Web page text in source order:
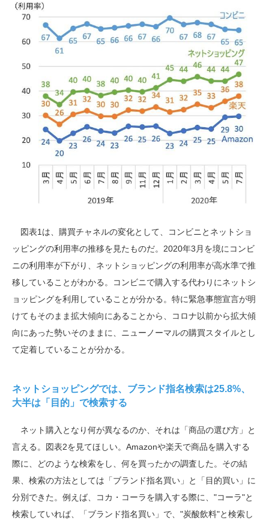
図表1 は、購買チャネルの変化として、コンビニとネットショ
ッピングの利用率の推移を見たものだ。 2020年3 月を境にコンビ
ニの利用率が下がり、ネットショッピングの利用率が高水準で推
移していることがわかる。コンビニで購入する代わりにネットシ
ョッピングを利用していることが分かる。特に緊急事態宣言が明
けてもそのまま拡大傾向にあることから、コロナ以前から拡大傾
向にあった勢いそのままに、ニューノーマルの購買スタイルとし
て定着していることが分かる。
ネットショッピングでは、ブランド指名検索は25.8%、
大半は「目的」で検索する
ネット購入となり何が異なるのか、それは「商品の選び方」と
言える。図表2を見てほしい。 Amazonや楽天で商品を購入する
際に、どのような検索をし、何を買ったかの調査した。その結
果、検索の方法としては「ブランド指名買い」と「目的買い」に
分別できた。例えば、コカ・コーラを購入する際に、 "コーラ"と
検索していれば、「ブランド指名買い」で、 "炭酸飲料"と検索し